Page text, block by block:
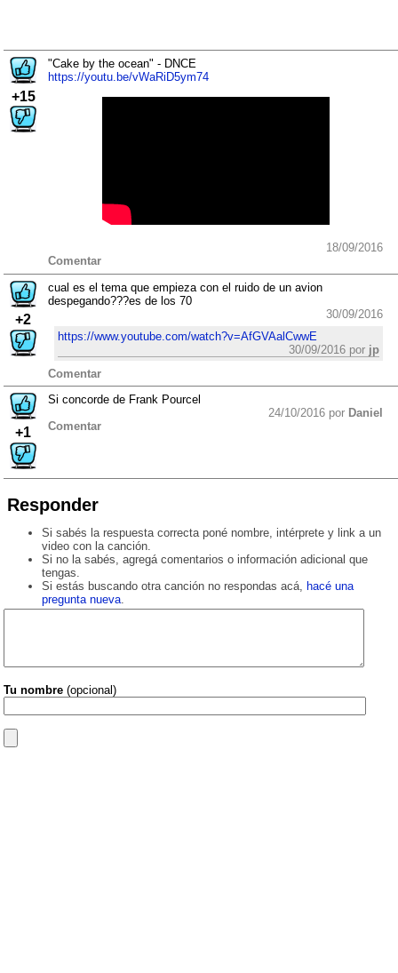
+15
"Cake by the ocean" - DNCE
https://youtu.be/vWaRiD5ym74
18/09/2016
Comentar
+2
cual es el tema que empieza con el ruido de un avion
despegando???es de los 70
30/09/2016
https://www.youtube.com/watch?v=AfGVAalCwwE
30/09/2016 por jp
Comentar
+1
Si concorde de Frank Pourcel
24/10/2016 por Daniel
Comentar
Responder
Si sabés la respuesta correcta poné nombre, intérprete y link a un
video con la canción.
Si no la sabés, agregá comentarios o información adicional que
tengas.
Si estás buscando otra canción no respondas acá, hacé una
pregunta nueva.
Tu nombre (opcional)